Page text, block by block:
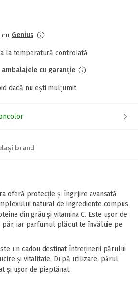
Genius
la temperatură controlată
ambalajele cu garanție
dacă nu ești mulțumit
brand
oferă protecție și îngrijire avansată
natural de ingrediente compus
din grâu și vitamina C. Este ușor de
păr, iar parfumul plăcut te învăluie pe
un cadou destinat întreținerii părului
și vitalitate. După utilizare, părul
și ușor de pieptănat.